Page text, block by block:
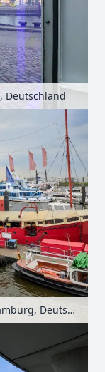
Deutschland
Boote auf der Elbe an der HafenCity, Hamburg, Deutschland